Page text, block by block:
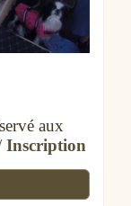
aux
Inscription